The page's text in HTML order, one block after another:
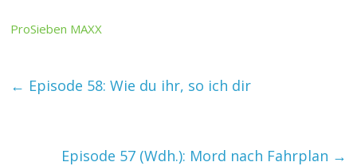
ProSieben MAXX
← Episode 58: Wie du ihr, so ich dir
Episode 57 (Wdh.): Mord nach Fahrplan →